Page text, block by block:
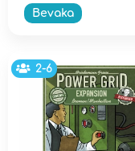
Bevaka
2-6